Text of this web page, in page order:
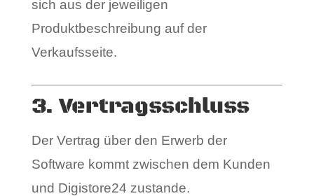
sich aus der jeweiligen
Produktbeschreibung auf der
Verkaufsseite.
3. Vertragsschluss
Der Vertrag über den Erwerb der
Software kommt zwischen dem Kunden
und Digistore24 zustande.